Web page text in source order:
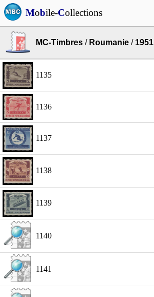
Mobile-Collections
MC-Timbres / Roumanie / 1951
1135
1136
1137
1138
1139
1140
1141